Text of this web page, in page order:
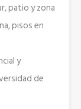
patio y zona
pisos en
y
de